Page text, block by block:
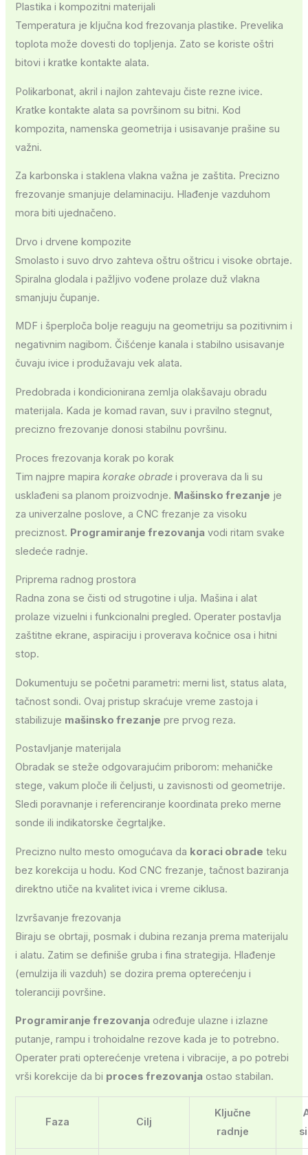
Plastika i kompozitni materijali
Temperatura je ključna kod frezovanja plastike. Prevelika
toplota može dovesti do topljenja. Zato se koriste oštri
bitovi i kratke kontakte alata.
Polikarbonat, akril i najlon zahtevaju čiste rezne ivice.
Kratke kontakte alata sa površinom su bitni. Kod
kompozita, namenska geometrija i usisavanje prašine su
važni.
Za karbonska i staklena vlakna važna je zaštita. Precizno
frezovanje smanjuje delaminaciju. Hlađenje vazduhom
mora biti ujednačeno.
Drvo i drvene kompozite
Smolasto i suvo drvo zahteva oštru oštricu i visoke obrtaje.
Spiralna glodala i pažljivo vođene prolaze duž vlakna
smanjuju čupanje.
MDF i šperploča bolje reaguju na geometriju sa pozitivnim i
negativnim nagibom. Čišćenje kanala i stabilno usisavanje
čuvaju ivice i produžavaju vek alata.
Predobrada i kondicionirana zemlja olakšavaju obradu
materijala. Kada je komad ravan, suv i pravilno stegnut,
precizno frezovanje donosi stabilnu površinu.
Proces frezovanja korak po korak
Tim najpre mapirakorake obrade i proverava da li su
usklađeni sa planom proizvodnje. Mašinsko frezanje je
za univerzalne poslove, a CNC frezanje za visoku
preciznost. Programiranje frezovanja vodi ritam svake
sledeće radnje.
Priprema radnog prostora
Radna zona se čisti od strugotine i ulja. Mašina i alat
prolaze vizuelni i funkcionalni pregled. Operater postavlja
zaštitne ekrane, aspiraciju i proverava kočnice osa i hitni
stop.
Dokumentuju se početni parametri: merni list, status alata,
tačnost sondi. Ovaj pristup skraćuje vreme zastoja i
stabilizuje mašinsko frezanje pre prvog reza.
Postavljanje materijala
Obradak se steže odgovarajućim priborom: mehaničke
stege, vakum ploče ili čeljusti, u zavisnosti od geometrije.
Sledi poravnanje i referenciranje koordinata preko merne
sonde ili indikatorske čegrtaljke.
Precizno nulto mesto omogućava da koraci obrade teku
bez korekcija u hodu. Kod CNC frezanje, tačnost baziranja
direktno utiče na kvalitet ivica i vreme ciklusa.
Izvršavanje frezovanja
Biraju se obrtaji, posmak i dubina rezanja prema materijalu
i alatu. Zatim se definiše gruba i fina strategija. Hlađenje
(emulzija ili vazduh) se dozira prema opterećenju i
toleranciji površine.
Programiranje frezovanja određuje ulazne i izlazne
putanje, rampu i trohoidalne rezove kada je to potrebno.
Operater prati opterećenje vretena i vibracije, a po potrebi
vrši korekcije da bi proces frezovanja ostao stabilan.
Faza Cilj
Ključne
radnje